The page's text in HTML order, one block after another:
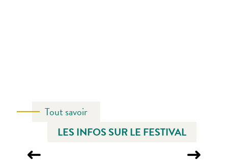
Tout savoir
LES INFOS SUR LE FESTIVAL